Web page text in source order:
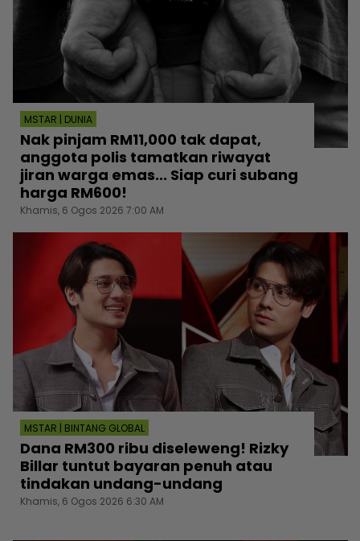
MSTAR | DUNIA
Nak pinjam RM11,000 tak dapat,
anggota polis tamatkan riwayat
jiran warga emas... Siap curi subang
harga RM600!
Khamis, 6 Ogos 2026 7:00 AM
MSTAR | BINTANG GLOBAL
Dana RM300 ribu diseleweng! Rizky
Billar tuntut bayaran penuh atau
tindakan undang-undang
Khamis, 6 Ogos 2026 6:30 AM